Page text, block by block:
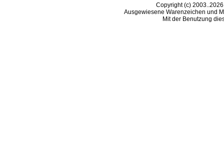
Copyright (c)
Ausgewiesene Warenzeichen und
Mit der Benutzung